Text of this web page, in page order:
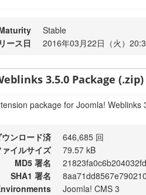
Stable
ース日
2016年03月22日（火）
3.5.0 Package (.zip)
package for Joomla! Weblinks
ウンロード済
646,685 回
ァイルサイズ
79.57 kB
MD5 署名
SHA1 署名
Joomla! CMS 3